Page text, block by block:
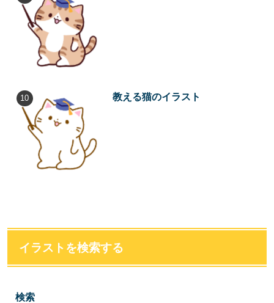
教える猫のイラスト
イラストを検索する
検索